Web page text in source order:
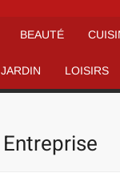
BEAUTÉ
JARDIN LOISIRS
Entreprise